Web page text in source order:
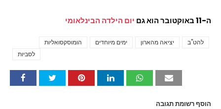
ה-11 באוקטובר הוא גם יום הילדה הבינלאומי
הומוסקסואליות ימים מיוחדים יציאה מהארון
להט"ב
לסביות
הוסף רשומת תגובה